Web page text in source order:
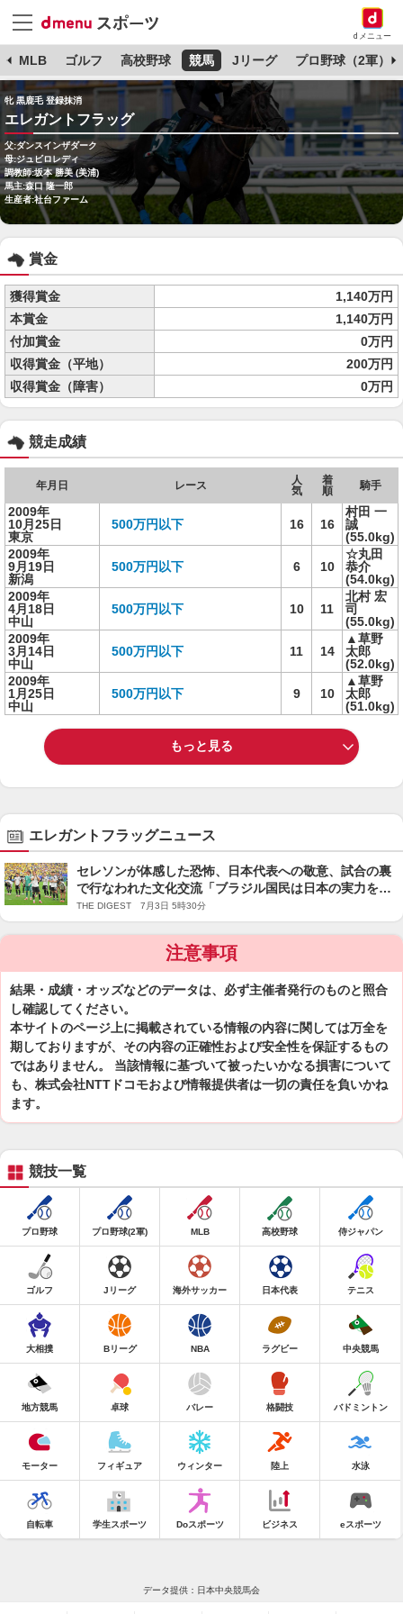
dメニュー
MLB ゴルフ 高校野球 競馬 Jリーグ プロ野球（2軍）
牝 黒鹿毛 登録抹消
エレガントフラッグ
父:ダンスインザダーク
母:ジュビロレディ
調教師:坂本 勝美 (美浦)
馬主:森口 隆一郎
生産者:社台ファーム
賞金
獲得賞金
1,140万円
本賞金
1,140万円
付加賞金
0万円
収得賞金（平地）
200万円
収得賞金（障害）
0万円
競走成績
年月日 レース
人
気
着
順
騎手
2009年
10月25日
東京
500万円以下 16 16
村田 一
誠
(55.0kg)
2009年
9月19日
新潟
500万円以下 6 10
☆丸田
恭介
(54.0kg)
2009年
4月18日
中山
500万円以下 10 11
北村 宏
司
(55.0kg)
2009年
3月14日
中山
500万円以下 11 14
▲草野
太郎
(52.0kg)
2009年
1月25日
中山
500万円以下 9 10
▲草野
太郎
(51.0kg)
もっと見る
エレガントフラッグニュース
セレソンが体感した恐怖、日本代表への敬意、試合の裏
で行なわれた文化交流「ブラジル国民は日本の実力を高
く評価し、拍手を送った」【W杯現地発コラム】
THE DIGEST 7月3日 5時30分
注意事項
結果・成績・オッズなどのデータは、必ず主催者発行のものと照合
し確認してください。
本サイトのページ上に掲載されている情報の内容に関しては万全を
期しておりますが、その内容の正確性および安全性を保証するもの
ではありません。 当該情報に基づいて被ったいかなる損害について
も、株式会社NTTドコモおよび情報提供者は一切の責任を負いかね
ます。
競技一覧
プロ野球 プロ野球(2軍) MLB 高校野球 侍ジャパン
ゴルフ Jリーグ 海外サッカー 日本代表 テニス
大相撲 Bリーグ NBA ラグビー 中央競馬
地方競馬 卓球 バレー 格闘技 バドミントン
モーター フィギュア ウィンター 陸上 水泳
自転車 学生スポーツ Doスポーツ ビジネス eスポーツ
データ提供：日本中央競馬会